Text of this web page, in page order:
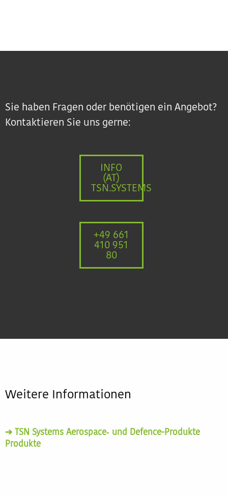
Sie haben Fragen oder benötigen ein Angebot?
Kontaktieren Sie uns gerne:
INFO
(AT)
TSN.SYSTEMS
+49 661
410 951
80
Weitere Informationen
➔ TSN Systems Aerospace‑ und Defence-Produkte
Produkte